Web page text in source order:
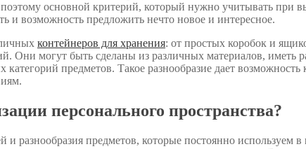
основной критерий, который нужно учитывать при
и возможность предложить нечто новое и интересное.
контейнеров для хранения: от простых коробок и
Они могут быть сделаны из различных материалов, иметь
предметов. Такое разнообразие дает
персонального пространства?
разнообразия предметов, которые постоянно используем